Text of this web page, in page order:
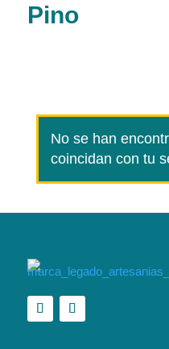
Pino
No se han
coincidan con tu